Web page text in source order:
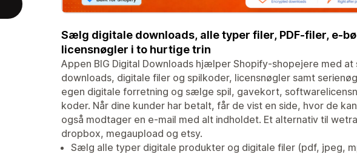
Sælg digitale downloads, alle typer filer, PDF-filer, e-
licensnøgler i to hurtige trin
Appen BIG Digital Downloads hjælper Shopify-shopejere med
downloads, digitale filer og spilkoder, licensnøgler samt
egen digitale forretning og sælge spil, gavekort,
koder. Når dine kunder har betalt, får de vist en side, hvor de
også modtager en e-mail med alt indholdet. Et alternativ til
dropbox, megaupload og etsy.
Sælg alle typer digitale produkter og digitale filer (pdf, jpeg,